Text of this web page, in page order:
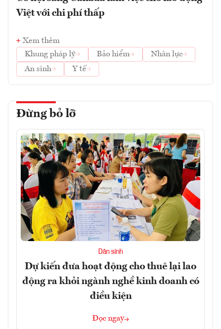
Việt với chi phí thấp
Xem thêm
Khung pháp lý
Bảo hiểm
Nhân lực
An sinh
Y tế
Đừng bỏ lỡ
Dân sinh
Dự kiến đưa hoạt động cho thuê lại lao
động ra khỏi ngành nghề kinh doanh có
điều kiện
Đọc ngay